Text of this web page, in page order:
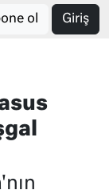
ol Giriş